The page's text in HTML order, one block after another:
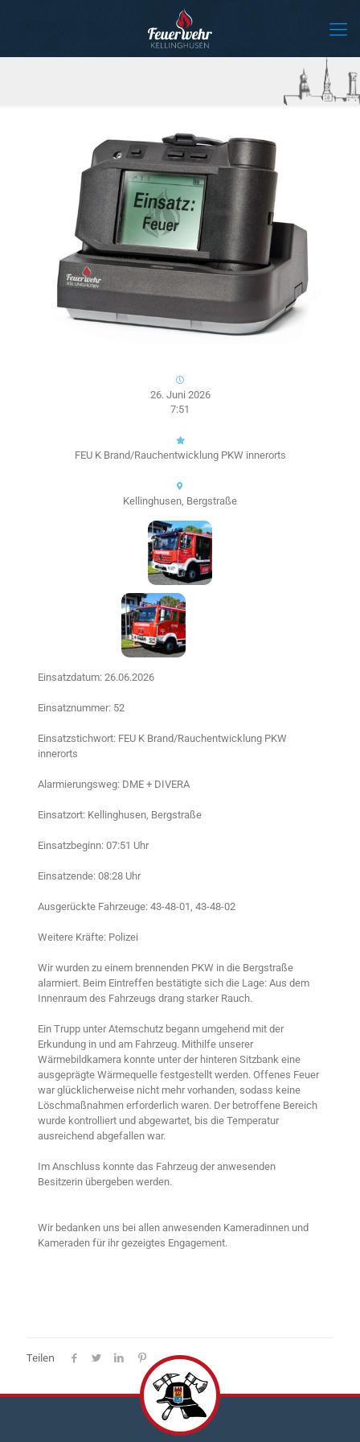
26. Juni 2026
7:51
FEU K Brand/Rauchentwicklung PKW innerorts
Kellinghusen, Bergstraße
Einsatzdatum: 26.06.2026
Einsatznummer: 52
Einsatzstichwort: FEU K Brand/Rauchentwicklung PKW
innerorts
Alarmierungsweg: DME + DIVERA
Einsatzort: Kellinghusen, Bergstraße
Einsatzbeginn: 07:51 Uhr
Einsatzende: 08:28 Uhr
Ausgerückte Fahrzeuge: 43-48-01, 43-48-02
Weitere Kräfte: Polizei
Wir wurden zu einem brennenden PKW in die Bergstraße
alarmiert. Beim Eintreffen bestätigte sich die Lage: Aus dem
Innenraum des Fahrzeugs drang starker Rauch.
Ein Trupp unter Atemschutz begann umgehend mit der
Erkundung in und am Fahrzeug. Mithilfe unserer
Wärmebildkamera konnte unter der hinteren Sitzbank eine
ausgeprägte Wärmequelle festgestellt werden. Offenes Feuer
war glücklicherweise nicht mehr vorhanden, sodass keine
Löschmaßnahmen erforderlich waren. Der betroffene Bereich
wurde kontrolliert und abgewartet, bis die Temperatur
ausreichend abgefallen war.
Im Anschluss konnte das Fahrzeug der anwesenden
Besitzerin übergeben werden.
Wir bedanken uns bei allen anwesenden Kameradinnen und
Kameraden für ihr gezeigtes Engagement.
Teilen